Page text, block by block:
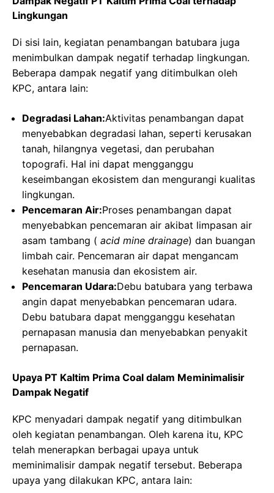
Lingkungan
Di sisi lain, kegiatan penambangan batubara juga
menimbulkan dampak negatif terhadap lingkungan.
Beberapa dampak negatif yang ditimbulkan oleh
KPC, antara lain:
Degradasi Lahan:Aktivitas penambangan dapat
menyebabkan degradasi lahan, seperti kerusakan
tanah, hilangnya vegetasi, dan perubahan
topografi. Hal ini dapat mengganggu
keseimbangan ekosistem dan mengurangi kualitas
lingkungan.
Pencemaran Air:Proses penambangan dapat
menyebabkan pencemaran air akibat limpasan air
asam tambang ( acid mine drainage) dan buangan
limbah cair. Pencemaran air dapat mengancam
kesehatan manusia dan ekosistem air.
Pencemaran Udara:Debu batubara yang terbawa
angin dapat menyebabkan pencemaran udara.
Debu batubara dapat mengganggu kesehatan
pernapasan manusia dan menyebabkan penyakit
pernapasan.
Upaya PT Kaltim Prima Coal dalam Meminimalisir
Dampak Negatif
KPC menyadari dampak negatif yang ditimbulkan
oleh kegiatan penambangan. Oleh karena itu, KPC
telah menerapkan berbagai upaya untuk
meminimalisir dampak negatif tersebut. Beberapa
upaya yang dilakukan KPC, antara lain: